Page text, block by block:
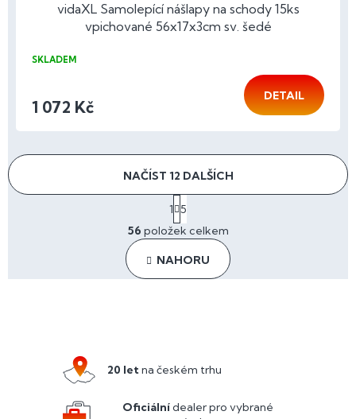
vidaXL Samolepící nášlapy na schody 15ks
vpichované 56x17x3cm sv. šedé
SKLADEM
1 072 Kč
DETAIL
O
v
l
á
d
v
y
NAČÍST 12 DALŠÍCH
S
t
r
á
n
k
o
1 5
56 položek celkem
NAHORU
20 letna českém trhu
Oficiálnídealer pro vybrané